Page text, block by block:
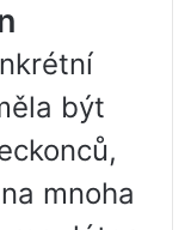
být
mnoha